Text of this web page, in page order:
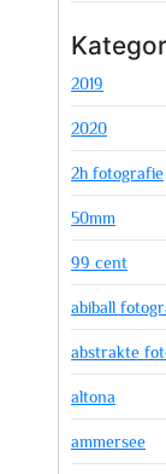
2019
2020
2h fotografie
50mm
99 cent
abiball
abstrakte
altona
ammersee